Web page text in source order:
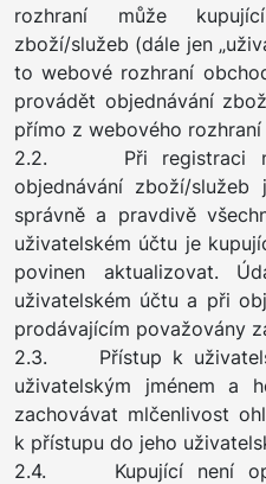
rozhraní může
zboží/služeb (dále jen
to webové rozhraní
provádět objednávání
přímo z webového
2.2. Při registraci
objednávání zboží/
správně a pravdivě
uživatelském účtu je
povinen aktualizovat.
uživatelském účtu a při
prodávajícím považovány
2.3. Přístup k
uživatelským jménem a
zachovávat mlčenlivost
k přístupu do jeho
2.4. Kupující není